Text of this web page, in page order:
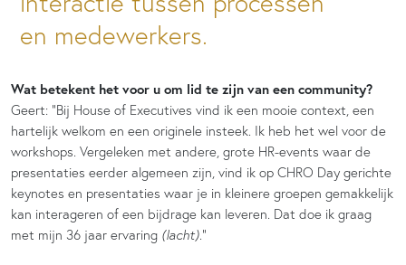
en medewerkers.
Wat betekent het voor u om lid te zijn van een community?
Geert: “Bij House of Executives vind ik een mooie context, een
hartelijk welkom en een originele insteek. Ik heb het wel voor de
workshops. Vergeleken met andere, grote HR-events waar de
presentaties eerder algemeen zijn, vind ik op CHRO Day gerichte
keynotes en presentaties waar je in kleinere groepen gemakkelijk
kan interageren of een bijdrage kan leveren. Dat doe ik graag
met mijn 36 jaar ervaring (lacht) .”